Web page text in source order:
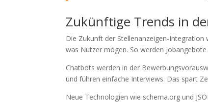
Zukünftige Trends in
Die Zukunft der Stellenanzeigen-
was Nutzer mögen. So werden
Chatbots werden in der
und führen einfache Interviews. Das spart
Neue Technologien wie schema.org und